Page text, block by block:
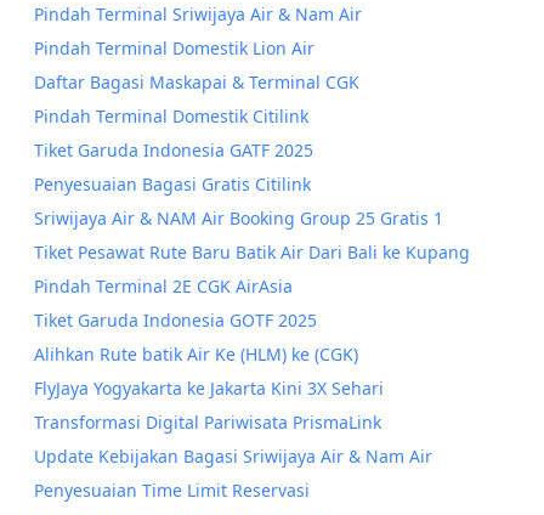
Pindah Terminal Sriwijaya Air & Nam Air
Pindah Terminal Domestik Lion Air
Daftar Bagasi Maskapai & Terminal CGK
Pindah Terminal Domestik Citilink
Tiket Garuda Indonesia GATF 2025
Penyesuaian Bagasi Gratis Citilink
Sriwijaya Air & NAM Air Booking Group 25 Gratis 1
Tiket Pesawat Rute Baru Batik Air Dari Bali ke Kupang
Pindah Terminal 2E CGK AirAsia
Tiket Garuda Indonesia GOTF 2025
Alihkan Rute batik Air Ke (HLM) ke (CGK)
FlyJaya Yogyakarta ke Jakarta Kini 3X Sehari
Transformasi Digital Pariwisata PrismaLink
Update Kebijakan Bagasi Sriwijaya Air & Nam Air
Penyesuaian Time Limit Reservasi